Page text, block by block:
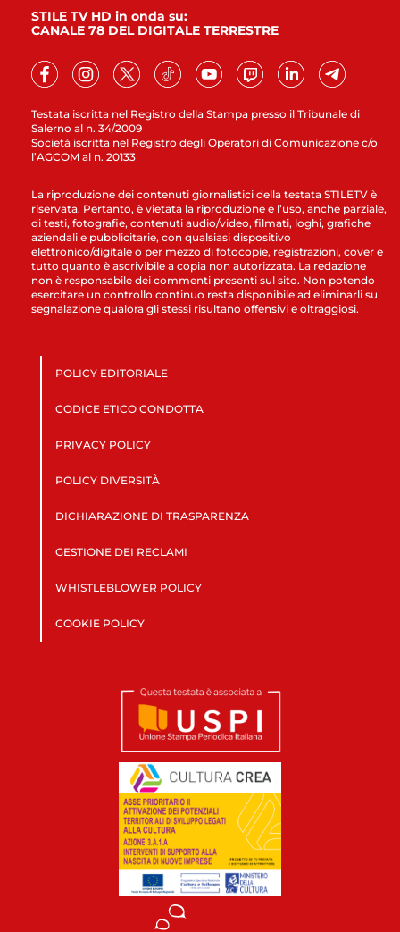
Testata iscritta nel Registro della Stampa presso il Tribunale di
Salerno al n. 34/2009
Società iscritta nel Registro degli Operatori di Comunicazione c/o
l’AGCOM al n. 20133
STILE TV HD in onda su:
CANALE 78 DEL DIGITALE TERRESTRE
La riproduzione dei contenuti giornalistici della testata STILETV è
riservata. Pertanto, è vietata la riproduzione e l’uso, anche parziale,
di testi, fotografie, contenuti audio/video, filmati, loghi, grafiche
aziendali e pubblicitarie, con qualsiasi dispositivo
elettronico/digitale o per mezzo di fotocopie, registrazioni, cover e
tutto quanto è ascrivibile a copia non autorizzata. La redazione
non è responsabile dei commenti presenti sul sito. Non potendo
esercitare un controllo continuo resta disponibile ad eliminarli su
segnalazione qualora gli stessi risultano offensivi e oltraggiosi.
POLICY EDITORIALE
CODICE ETICO CONDOTTA
PRIVACY POLICY
POLICY DIVERSITÀ
DICHIARAZIONE DI TRASPARENZA
GESTIONE DEI RECLAMI
WHISTLEBLOWER POLICY
COOKIE POLICY